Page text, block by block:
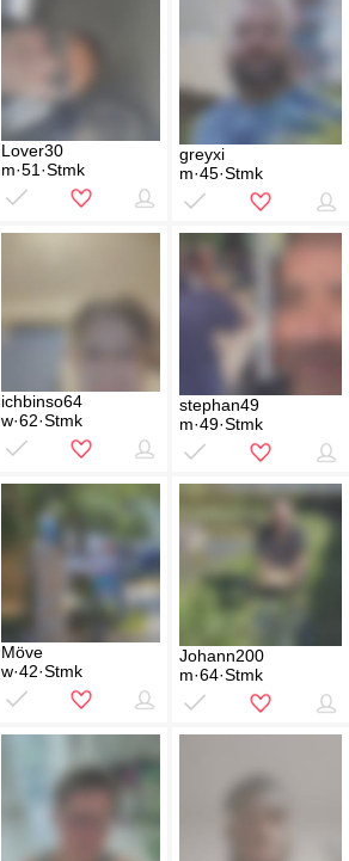
Lover30
m·51·Stmk
greyxi
m·45·Stmk
ichbinso64
w·62·Stmk
stephan49
m·49·Stmk
Möve
w·42·Stmk
Johann200
m·64·Stmk